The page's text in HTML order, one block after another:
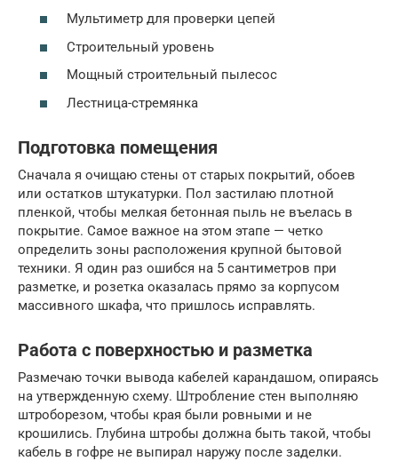
Мультиметр для проверки цепей
Строительный уровень
Мощный строительный пылесос
Лестница-стремянка
Подготовка помещения
Сначала я очищаю стены от старых покрытий, обоев
или остатков штукатурки. Пол застилаю плотной
пленкой, чтобы мелкая бетонная пыль не въелась в
покрытие. Самое важное на этом этапе — четко
определить зоны расположения крупной бытовой
техники. Я один раз ошибся на 5 сантиметров при
разметке, и розетка оказалась прямо за корпусом
массивного шкафа, что пришлось исправлять.
Работа с поверхностью и разметка
Размечаю точки вывода кабелей карандашом, опираясь
на утвержденную схему. Штробление стен выполняю
штроборезом, чтобы края были ровными и не
крошились. Глубина штробы должна быть такой, чтобы
кабель в гофре не выпирал наружу после заделки.